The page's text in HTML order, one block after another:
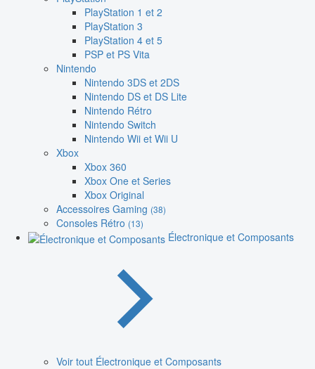
PlayStation 1 et 2
PlayStation 3
PlayStation 4 et 5
PSP et PS Vita
Nintendo
Nintendo 3DS et 2DS
Nintendo DS et DS Lite
Nintendo Rétro
Nintendo Switch
Nintendo Wii et Wii U
Xbox
Xbox 360
Xbox One et Series
Xbox Original
Accessoires Gaming (38)
Consoles Rétro (13)
Électronique et Composants
Voir tout Électronique et Composants